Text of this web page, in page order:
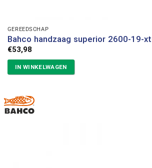
GEREEDSCHAP
Bahco handzaag superior 2600-19-
€53,98
IN WINKELWAGEN